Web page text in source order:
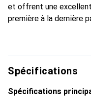
et offrent une
première à la dernière
Spécifications
Spécifications